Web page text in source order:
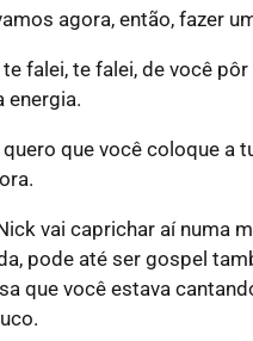
agora, então, fazer
te falei, te falei, de você
energia.
quero que você coloque a
vai caprichar aí numa
pode até ser gospel
que você estava